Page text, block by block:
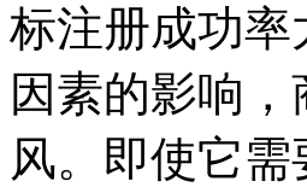
标注册成功率
因素的影响
风。即使它